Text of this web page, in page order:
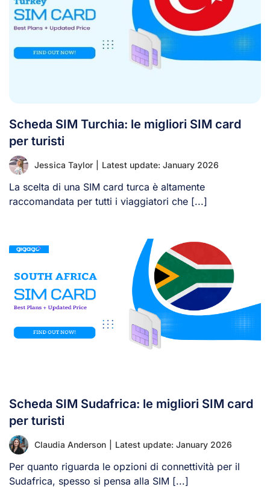
Scheda SIM Turchia: le migliori SIM card
per turisti
Jessica Taylor Latest update: January 2026
La scelta di una SIM card turca è altamente
raccomandata per tutti i viaggiatori che [...]
Scheda SIM Sudafrica: le migliori SIM card
per turisti
Claudia Anderson Latest update: January 2026
Per quanto riguarda le opzioni di connettività per il
Sudafrica, spesso si pensa alla SIM [...]